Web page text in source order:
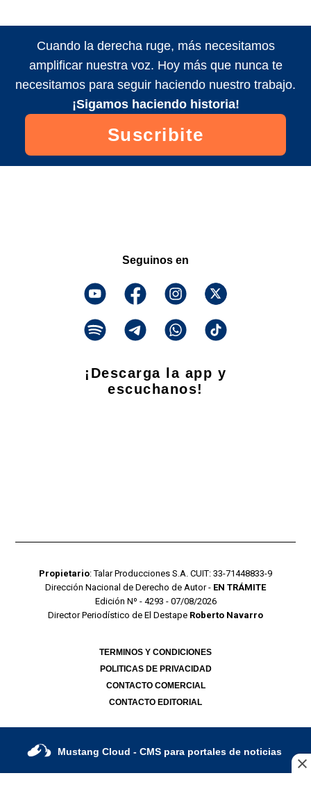
Cuando la derecha ruge, más necesitamos
amplificar nuestra voz. Hoy más que nunca te
necesitamos para seguir haciendo nuestro trabajo.
¡Sigamos haciendo historia!
Suscribite
Seguinos en
¡Descarga la app y
escuchanos!
Propietario: Talar Producciones S.A. CUIT: 33-71448833-9
Dirección Nacional de Derecho de Autor - EN TRÁMITE
Edición Nº - 4293 - 07/08/2026
Director Periodístico de El Destape Roberto Navarro
TERMINOS Y CONDICIONES
POLITICAS DE PRIVACIDAD
CONTACTO COMERCIAL
CONTACTO EDITORIAL
Mustang Cloud - CMS para portales de noticias